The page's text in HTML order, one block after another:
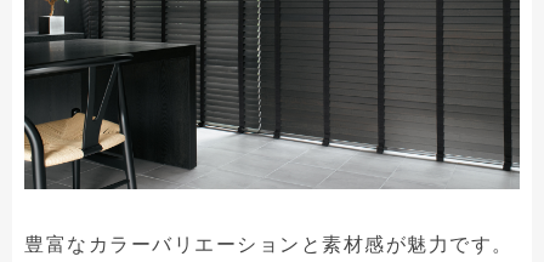
豊富なカラーバリエーションと素材感が魅力です。